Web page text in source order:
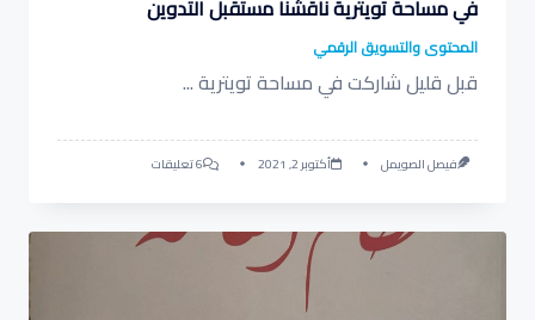
في مساحة تويترية ناقشنا مستقبل التدوين
المحتوى والتسويق الرقمي
قبل قليل شاركت في مساحة تويترية...
فيصل الصويمل أكتوبر 2, 2021 6 تعليقات على
ناقشنا
مستقبل